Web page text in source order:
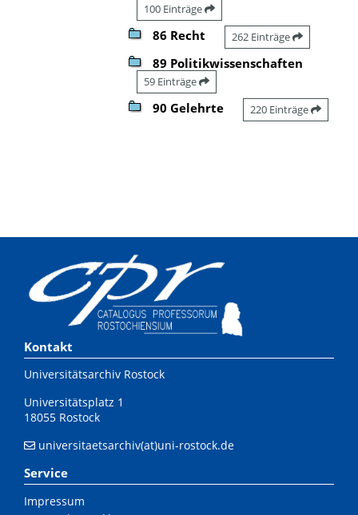
100 Einträge
86 Recht 262 Einträge
89 Politikwissenschaften
59 Einträge
90 Gelehrte 220 Einträge
Kontakt
Universitätsarchiv Rostock
Universitätsplatz 1
18055 Rostock
universitaetsarchiv(at)uni-rostock.de
Service
Impressum